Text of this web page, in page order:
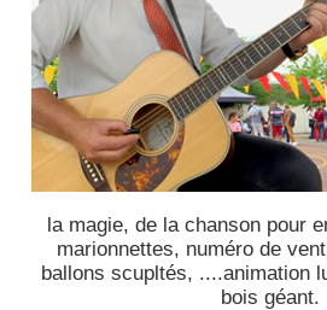
la magie, de la chanson pour
marionnettes, numéro de
ballons scupltés, ....animation
bois géant.